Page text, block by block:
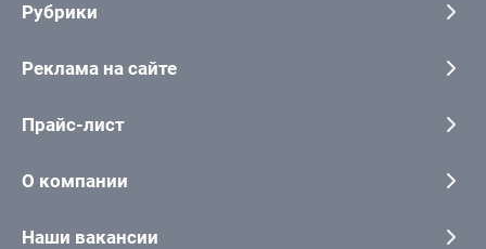
Рубрики
Реклама на сайте
Прайс-лист
О компании
Наши вакансии